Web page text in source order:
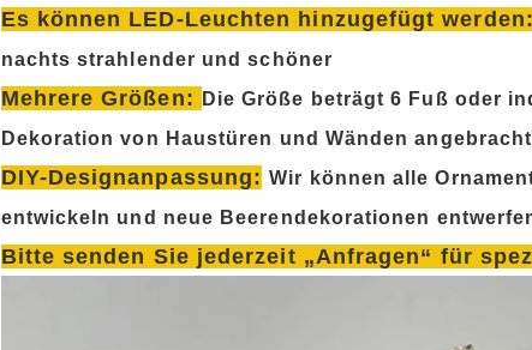
Es können LED-Leuchten hinzugefügt werden:
nachts strahlender und schöner
Mehrere Größen:
Die Größe beträgt 6 Fuß oder
Dekoration von Haustüren und Wänden
DIY-Designanpassung: Wir können alle
entwickeln und neue Beerendekorationen entwerfen
Bitte senden Sie jederzeit „Anfragen“ für